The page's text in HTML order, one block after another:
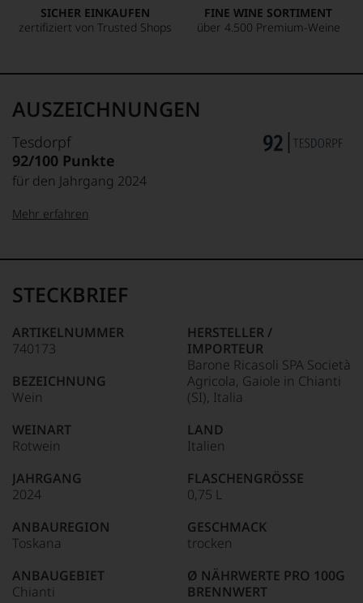
SICHER EINKAUFEN
zertifiziert von Trusted Shops
FINE WINE SORTIMENT
über 4.500 Premium-Weine
AUSZEICHNUNGEN
Tesdorpf
92/100 Punkte
für den Jahrgang 2024
95–98 Punkte:
90–94 Punkte:
Unter 85 Punkte:
Name
Tesdorpf
für
»Fine
für
die
edlen
Weine
der
Welt,
kaum
ein
Das
dokumentieren
auch
und
Mehr erfahren
STECKBRIEF
ARTIKELNUMMER
740173
BEZEICHNUNG
Wein
WEINART
Rotwein
JAHRGANG
2024
ANBAUREGION
Toskana
ANBAUGEBIET
Chianti
HERSTELLER /
IMPORTEUR
Barone Ricasoli SPA Società
Agricola, Gaiole in Chianti
(SI), Italia
LAND
Italien
FLASCHENGRÖSSE
0,75 L
GESCHMACK
trocken
Ø NÄHRWERTE PRO 100G
BRENNWERT